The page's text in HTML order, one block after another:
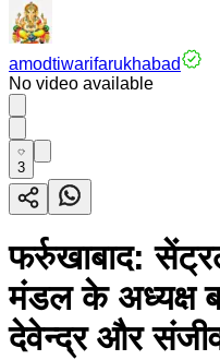
amodtiwarifarukhabad
No video available
3
फर्रुखाबाद:
मंडल के अध्यक्ष
देवेन्द्र और